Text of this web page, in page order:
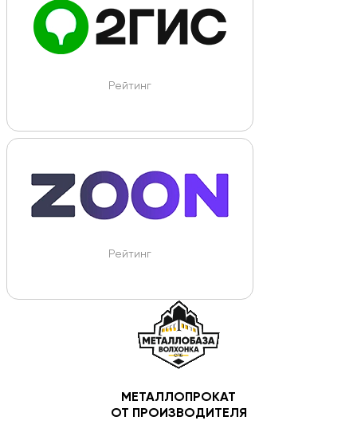
Рейтинг
Рейтинг
МЕТАЛЛОПРОКАТ
ОТ ПРОИЗВОДИТЕЛЯ